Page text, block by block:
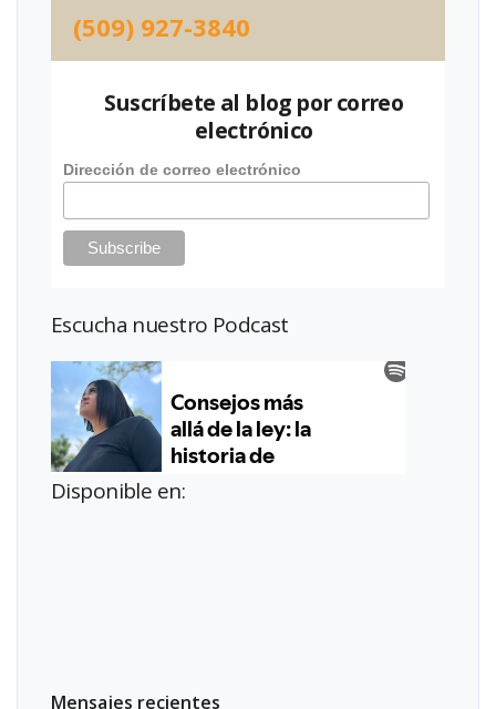
(509) 927-3840
Suscríbete al blog por correo
electrónico
Dirección de correo electrónico
Escucha nuestro Podcast
Disponible en:
Mensajes recientes